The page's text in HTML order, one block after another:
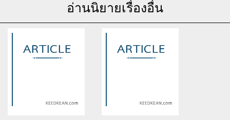
อ่านนิยายเรื่องอื่น